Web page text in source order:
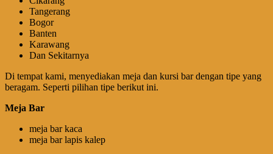
Tangerang
Bogor
Banten
Karawang
Dan Sekitarnya
Di tempat kami, menyediakan meja dan kursi bar dengan tipe yang
beragam. Seperti pilihan tipe berikut ini.
Meja Bar
meja bar kaca
meja bar lapis kalep